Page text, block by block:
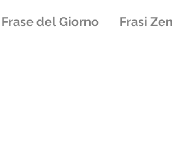
Frase del Giorno Frasi Zen